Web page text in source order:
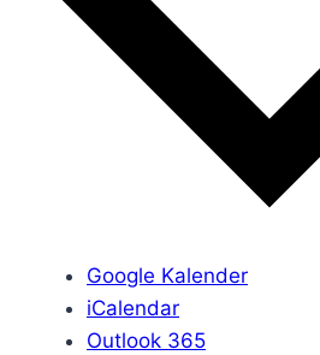
Google Kalender
iCalendar
Outlook 365